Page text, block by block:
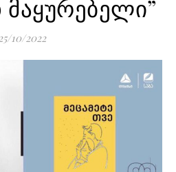
10/2022